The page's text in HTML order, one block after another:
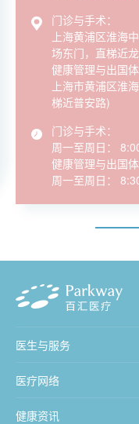
门诊与手术：
上海黄浦区淮海
场东门，直梯近
健康管理与出国体
上海市黄浦区淮
梯近普安路)
门诊与手术：
周一至周日：
健康管理与出国体
周一至周日：
医生与服务
医疗网络
健康资讯